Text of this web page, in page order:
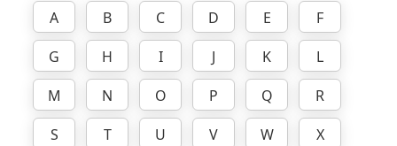
A
B C D E
F
G
H I J K
L
M
N O P Q
R
S
T U V W
X